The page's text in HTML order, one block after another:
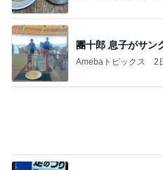
早さに驚いた数年振りのネイル